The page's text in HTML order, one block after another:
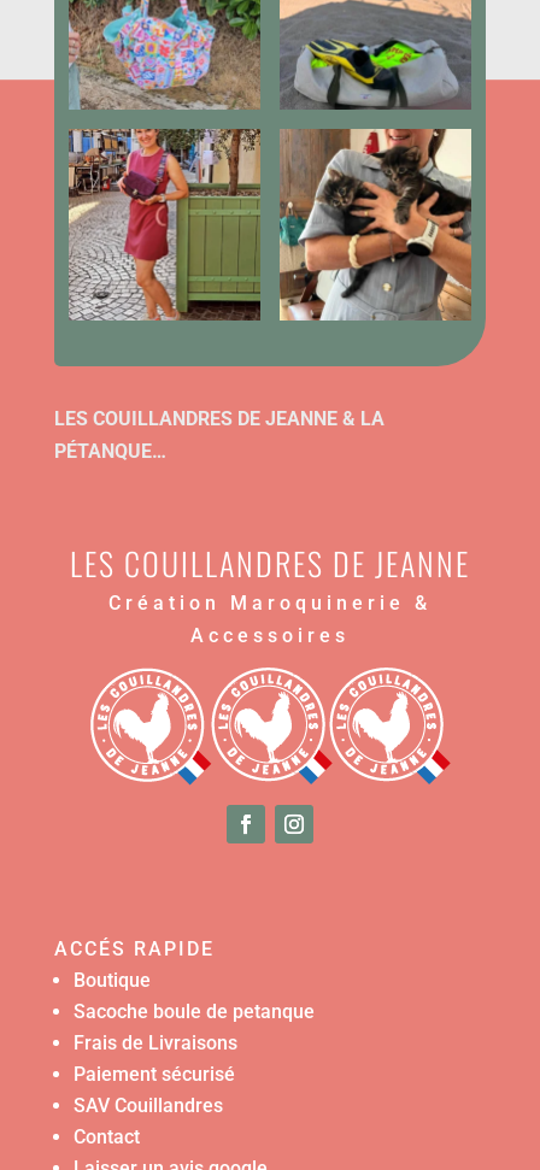
LES COUILLANDRES DE JEANNE & LA
PÉTANQUE…
LES COUILLANDRES DE JEANNE
Création Maroquinerie &
Accessoires
ACCÉS RAPIDE
Boutique
Sacoche boule de petanque
Frais de Livraisons
Paiement sécurisé
SAV Couillandres
Contact